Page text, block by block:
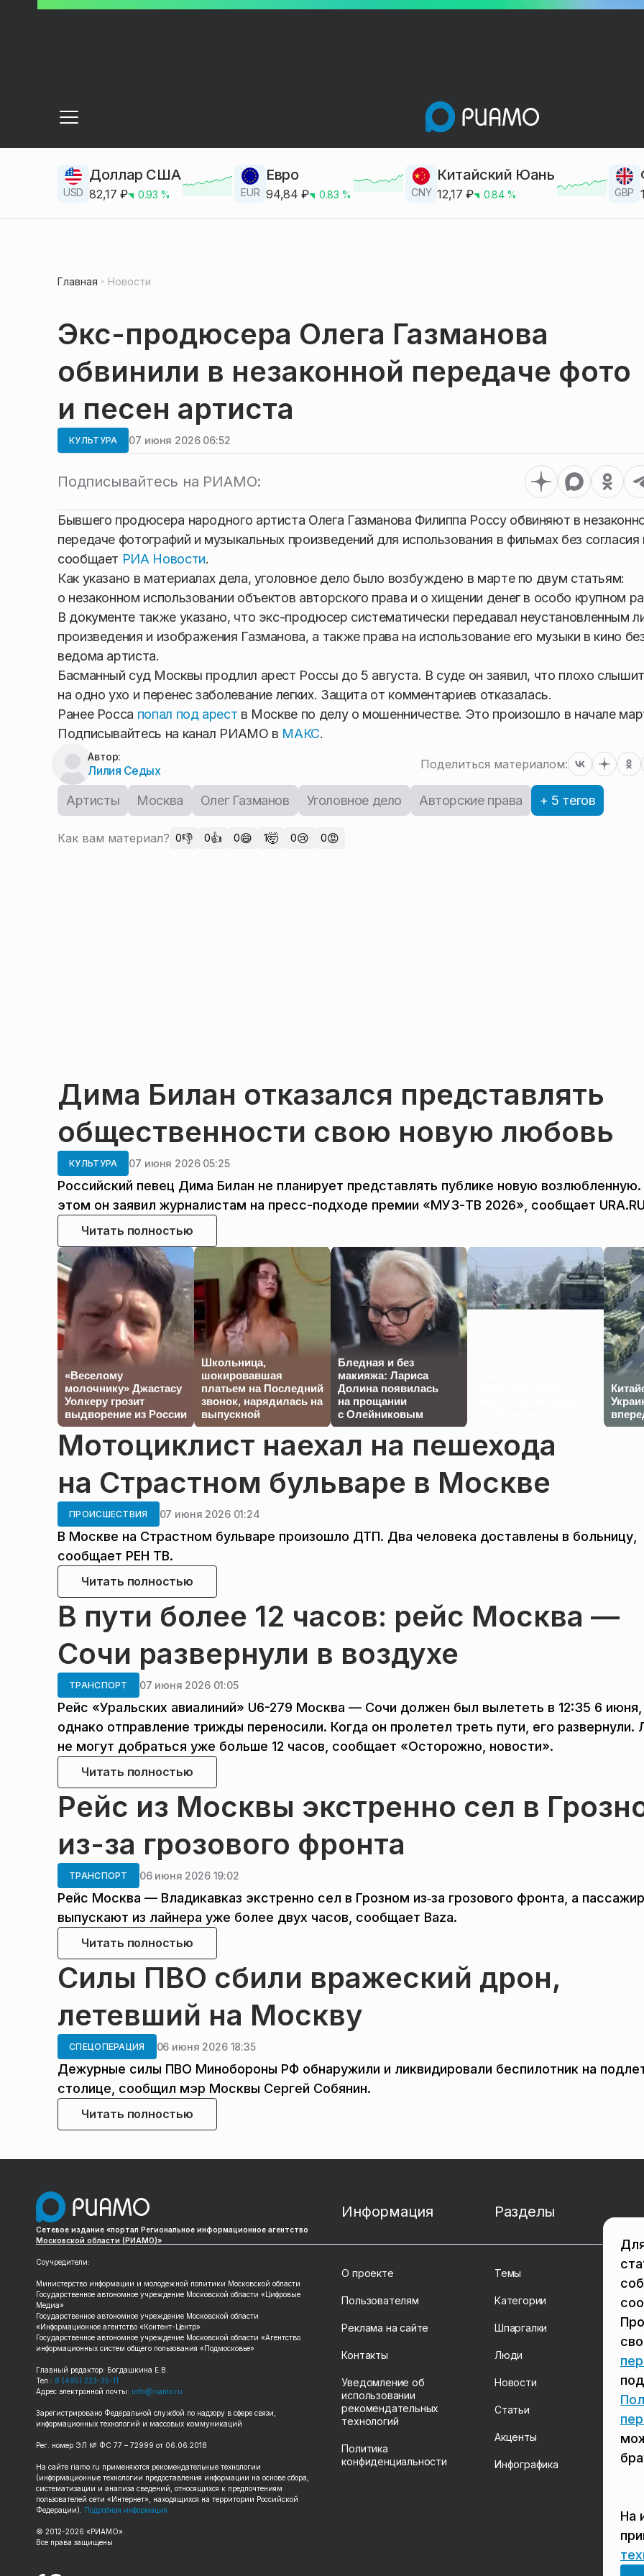
USD
Доллар США
82,17 ₽ 0.93 % EUR
Евро
94,84 ₽ 0.83 % CNY
Китайский Юань
12,17 ₽ 0.84% GBP
Главная Новости
Экс-продюсера Олега Газманова
обвинили в незаконной передаче фото
и песен артиста
КУЛЬТУРА 07 июня 2026 06:52
Подписывайтесь на РИАМО:
Бывшего продюсера народного артиста Олега Газманова Филиппа Россу обвиняют в
передаче фотографий и музыкальных произведений для использования в фильмах без согласия
сообщает РИА Новости.
Как указано в материалах дела, уголовное дело было возбуждено в марте по двум статьям:
о незаконном использовании объектов авторского права и о хищении денег в особо крупном
В документе также указано, что экс-продюсер систематически передавал неустановленным
произведения и изображения Газманова, а также права на использование его музыки в кино
ведома артиста.
Басманный суд Москвы продлил арест Россы до 5 августа. В суде он заявил, что плохо слышит
на одно ухо и перенес заболевание легких. Защита от комментариев отказалась.
Ранее Росса попал под арест в Москве по делу о мошенничестве. Это произошло в начале
Подписывайтесь на канал РИАМО в МАКС.
Автор:
Лилия Седых Поделиться материалом:
Артисты Москва Олег Газманов Уголовное дело Авторские права + 5 тегов
Как вам материал? 0👎 0👍 0😄 1🤯 0😢 0😡
Дима Билан отказался представлять
общественности свою новую любовь
КУЛЬТУРА 07 июня 2026 05:25
Российский певец Дима Билан не планирует представлять публике новую
этом он заявил журналистам на пресс-подходе премии «МУЗ-ТВ 2026», сообщает
Читать полностью
«Веселому
молочнику» Джастасу
Уолкеру грозит
выдворение из России
Школьница,
шокировавшая
платьем на Последний
звонок, нарядилась на
выпускной
Бледная и без
макияжа: Лариса
Долина появилась
на прощании
с Олейниковым
Мотоциклист наехал на пешехода
на Страстном бульваре в Москве
ПРОИСШЕСТВИЯ 07 июня 2026 01:24
В Москве на Страстном бульваре произошло ДТП. Два человека доставлены в больницу,
сообщает РЕН ТВ.
Читать полностью
В пути более 12 часов: рейс Москва —
Сочи развернули в воздухе
ТРАНСПОРТ 07 июня 2026 01:05
Рейс «Уральских авиалиний» U6-279 Москва — Сочи должен был вылететь в 12:35 6 июня,
однако отправление трижды переносили. Когда он пролетел треть пути, его развернули.
не могут добраться уже больше 12 часов, сообщает «Осторожно, новости».
Читать полностью
Рейс из Москвы экстренно сел в
из-за грозового фронта
ТРАНСПОРТ 06 июня 2026 19:02
Рейс Москва — Владикавказ экстренно сел в Грозном из‑за грозового фронта, а
выпускают из лайнера уже более двух часов, сообщает Baza.
Читать полностью
Силы ПВО сбили вражеский дрон,
летевший на Москву
СПЕЦОПЕРАЦИЯ 06 июня 2026 18:35
Дежурные силы ПВО Минобороны РФ обнаружили и ликвидировали беспилотник на
столице, сообщил мэр Москвы Сергей Собянин.
Читать полностью
Сетевое издание «портал Региональное информационное агентство
Московской области (РИАМО)»
Соучредители:
Министерство информации и молодежной политики Московской области
Государственное автономное учреждение Московской области «Цифровые
Медиа»
Государственное автономное учреждение Московской области
«Информационное агентство «Контент-Центр»
Государственное автономное учреждение Московской области «Агентство
информационных систем общего пользования «Подмосковье»
Главный редактор: Богдашкина Е.В.
Тел.: 8 (495) 223-35-11
Адрес электронной почты:info@riamo.ru
Зарегистрировано Федеральной службой по надзору в сфере связи,
информационных технологий и массовых коммуникаций
Рег. номер ЭЛ № ФС 77 – 72999 от 06.06.2018
На сайте riamo.ru применяются рекомендательные технологии
(информационные технологии предоставления информации на основе сбора,
систематизации и анализа сведений, относящихся к предпочтениям
пользователей сети «Интернет», находящихся на территории Российской
Федерации). Подробная информация
© 2012-2026 «РИАМО».
Все права защищены
Информация
О проекте
Пользователям
Реклама на сайте
Контакты
Уведомление об
использовании
рекомендательных
технологий
Политика
конфиденциальности
Разделы
Темы
Категории
Шпаргалки
Люди
Новости
Статьи
Акценты
Инфографика
На